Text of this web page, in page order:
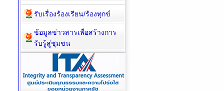
รับเรื่องร้องเรียน/ร้องทุกข์
ข้อมูลข่าวสารเพื่อสร้างการ
รับรู้สู่ชุมชน